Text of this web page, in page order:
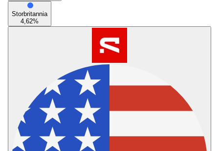
Storbritannia
4,62%